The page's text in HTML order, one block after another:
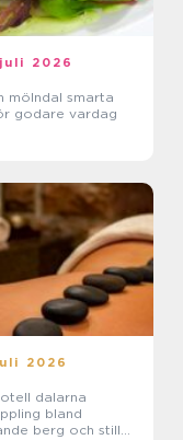
2026
smarta
godare vardag
2026
dalarna
bland
berg och stilla